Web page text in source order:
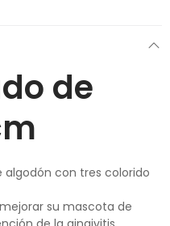
de
algodón con tres colorido
su mascota de